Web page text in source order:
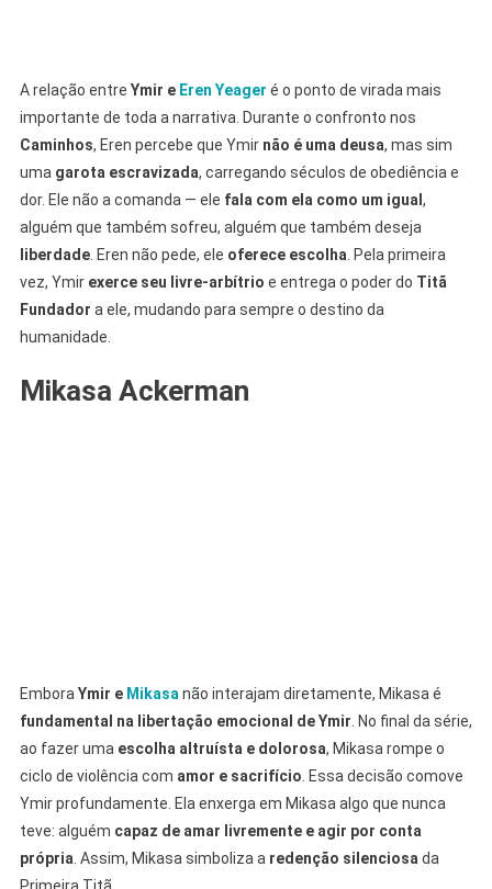
A relação entre Ymir e Eren Yeager é o ponto de virada mais
importante de toda a narrativa. Durante o confronto nos
Caminhos, Eren percebe que Ymir não é uma deusa, mas sim
uma garota escravizada, carregando séculos de obediência e
dor. Ele não a comanda — ele fala com ela como um igual ,
alguém que também sofreu, alguém que também deseja
liberdade. Eren não pede, ele oferece escolha . Pela primeira
vez, Ymir exerce seu livre-arbítrio e entrega o poder do Titã
Fundador a ele, mudando para sempre o destino da
humanidade.
Mikasa Ackerman
Embora Ymir e Mikasa não interajam diretamente, Mikasa é
fundamental na libertação emocional de Ymir . No final da série,
ao fazer uma escolha altruísta e dolorosa, Mikasa rompe o
ciclo de violência com amor e sacrifício . Essa decisão comove
Ymir profundamente. Ela enxerga em Mikasa algo que nunca
teve: alguém capaz de amar livremente e agir por conta
própria . Assim, Mikasa simboliza a redenção silenciosa da
Primeira Titã.